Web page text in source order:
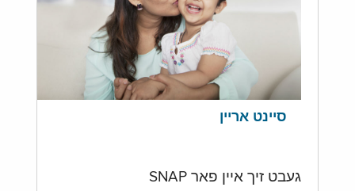
סיינט אריין
געבט זיך איין פאר SNAP